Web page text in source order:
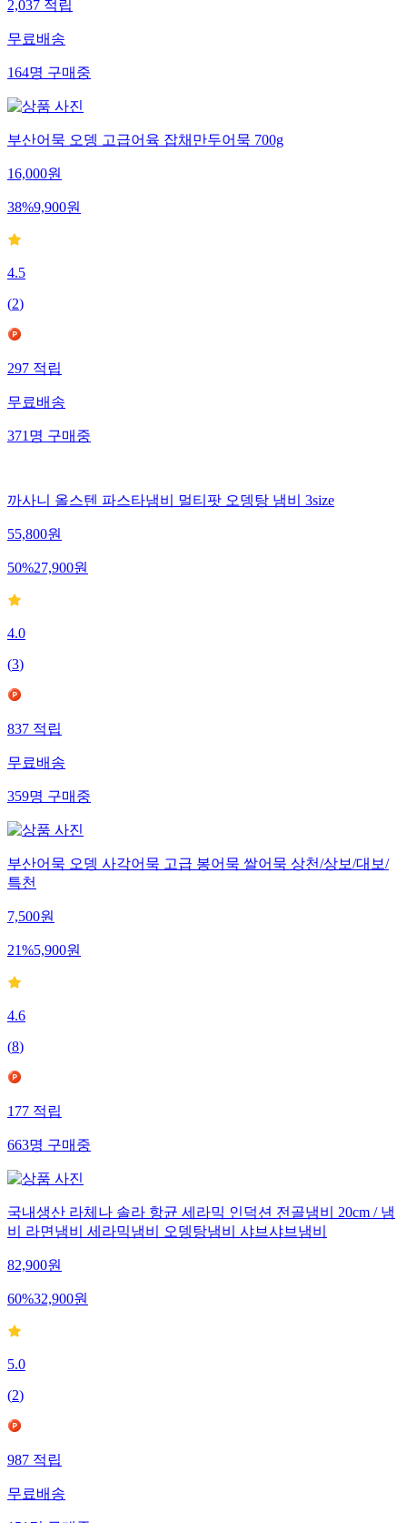
2,037적립
무료배송
164명구매중
부산어묵 오뎅 고급어육 잡채만두어묵 700g
16,000원
38%9,900원
4.5
(2)
297적립
무료배송
371명구매중
까사니 올스텐 파스타냄비 멀티팟 오뎅탕 냄비 3size
55,800원
50%27,900원
4.0
(3)
837적립
무료배송
359명구매중
부산어묵 오뎅 사각어묵 고급 봉어묵 쌀어묵 상천/상보/대보/
특천
7,500원
21%5,900원
4.6
(8)
177적립
663명구매중
국내생산 라체나 솔라 항균 세라믹 인덕션 전골냄비 20cm / 냄
비 라면냄비 세라믹냄비 오뎅탕냄비 샤브샤브냄비
82,900원
60%32,900원
5.0
(2)
987적립
무료배송